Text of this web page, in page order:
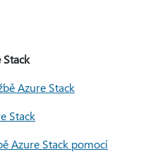
Azure Stack
Stack
Azure Stack pomocí